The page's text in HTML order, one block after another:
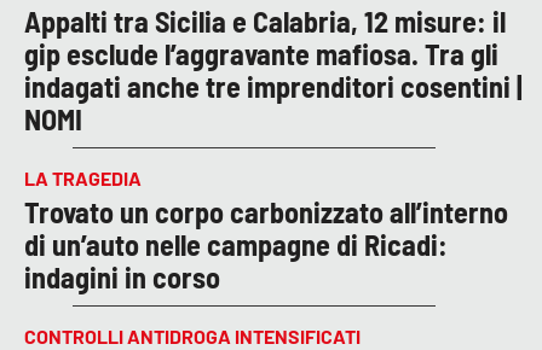
Appalti tra Sicilia e Calabria, 12 misure: il
gip esclude l’aggravante mafiosa. Tra gli
indagati anche tre imprenditori cosentini |
NOMI
LA TRAGEDIA
Trovato un corpo carbonizzato all’interno
di un’auto nelle campagne di Ricadi:
indagini in corso
CONTROLLI ANTIDROGA INTENSIFICATI